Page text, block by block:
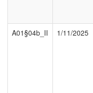
A01§04b_II
1/11/2025